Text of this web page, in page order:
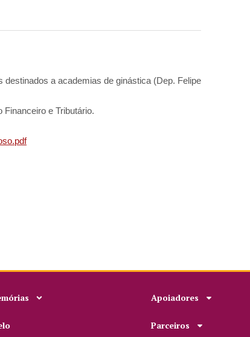
a academias de ginástica (Dep. Felipe
e Tributário.
Apoiadores
Parceiros